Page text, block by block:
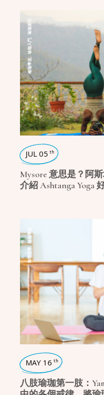
瑜珈學堂
瑜珈入門
瑜珈派別
JUL 05 th
Mysore 意思是？阿
介紹 Ashtanga Yoga
瑜珈哲學
瑜珈學堂
MAY 16 th
八肢瑜珈第一肢：